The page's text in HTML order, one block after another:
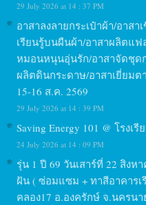
29 July 2026 at 14 : 37 PM
อาสาลงลายกระเป๋าผ้า/อาส
เรียนรู้บนผืนผ้า/อาสาผลิตแ
หมอนหนุนอุ่นรัก/อาสาจัดชุด
ผลิตดินกระดาษ/อาสาเยี่ยมต
15-16 ส.ค. 2569
29 July 2026 at 14 : 39 PM
Saving Energy 101 @ โรงเ
24 July 2026 at 14 : 09 PM
รุ่น 1 ปี 69 วันเสาร์ที่ 22 สิง
ฝัน ( ซ่อมแซม + ทาสีอาคารเ
คลอง17 อ.องครักษ์ จ.นครนา